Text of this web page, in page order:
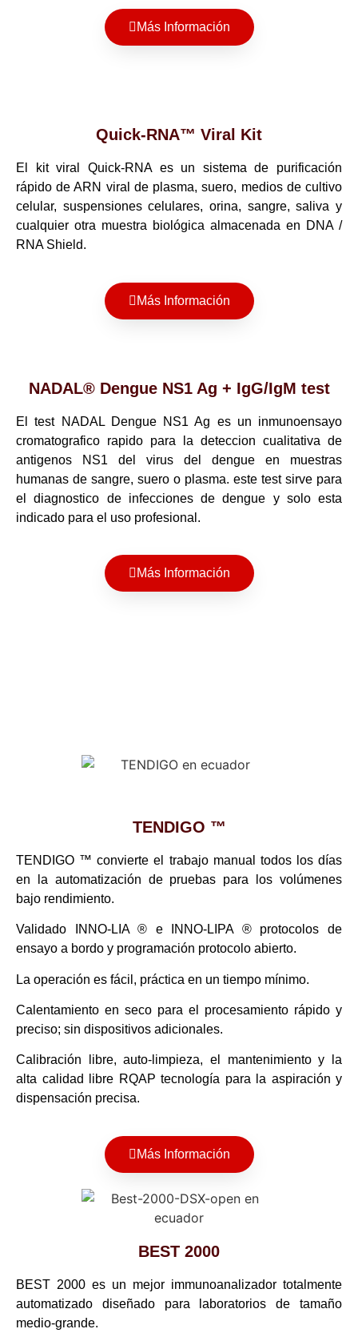
Más Información
Quick-RNA™ Viral Kit
El kit viral Quick-RNA es un sistema de purificación
rápido de ARN viral de plasma, suero, medios de cultivo
celular, suspensiones celulares, orina, sangre, saliva y
cualquier otra muestra biológica almacenada en DNA /
RNA Shield.
Más Información
NADAL® Dengue NS1 Ag + IgG/IgM test
El test NADAL Dengue NS1 Ag es un inmunoensayo
cromatografico rapido para la deteccion cualitativa de
antigenos NS1 del virus del dengue en muestras
humanas de sangre, suero o plasma. este test sirve para
el diagnostico de infecciones de dengue y solo esta
indicado para el uso profesional.
Más Información
TENDIGO ™
TENDIGO ™ convierte el trabajo manual todos los días
en la automatización de pruebas para los volúmenes
bajo rendimiento.
Validado INNO-LIA ® e INNO-LIPA ® protocolos de
ensayo a bordo y programación protocolo abierto.
La operación es fácil, práctica en un tiempo mínimo.
Calentamiento en seco para el procesamiento rápido y
preciso; sin dispositivos adicionales.
Calibración libre, auto-limpieza, el mantenimiento y la
alta calidad libre RQAP tecnología para la aspiración y
dispensación precisa.
Más Información
BEST 2000
BEST 2000 es un mejor immunoanalizador totalmente
automatizado diseñado para laboratorios de tamaño
medio-grande.